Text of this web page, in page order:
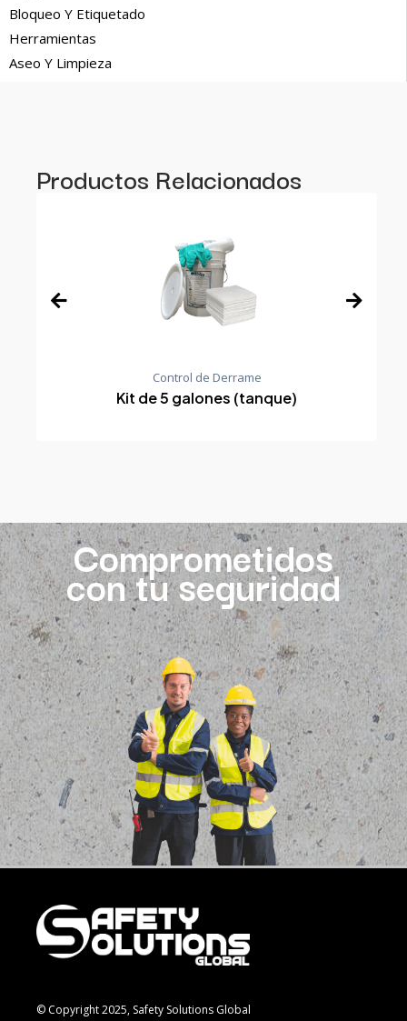
Bloqueo Y Etiquetado
Herramientas
Aseo Y Limpieza
Productos Relacionados
Control de Derrame
Kit de 5 galones (tanque)
Comprometidos
con tu seguridad
© Copyright 2025, Safety Solutions Global